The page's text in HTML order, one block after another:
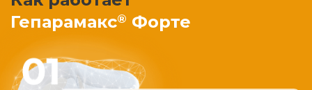
Гепарамакс® Форте